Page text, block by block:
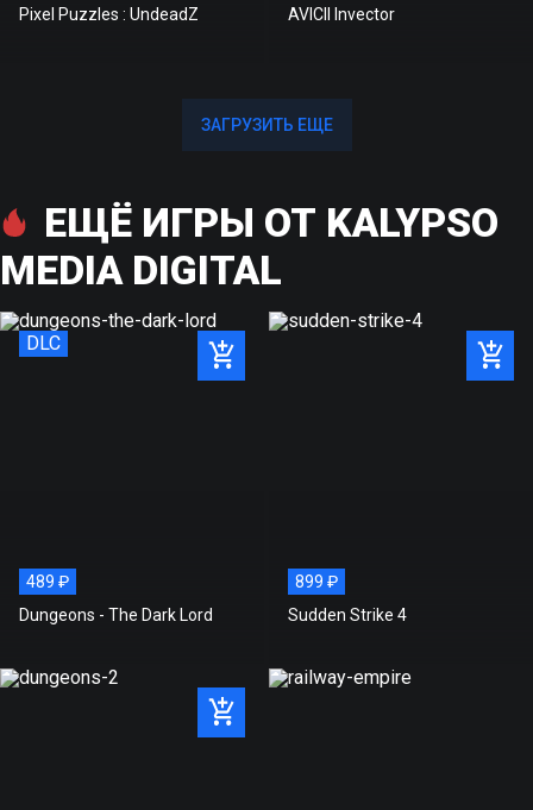
Pixel Puzzles : UndeadZ
AVICII Invector
ЗАГРУЗИТЬ ЕЩЕ
ЗАГРУЗИТЬ ЕЩЕ
ЕЩЁ ИГРЫ ОТ KALYPSO
MEDIA DIGITAL
DLC
489 ₽
Dungeons - The Dark Lord
899 ₽
Sudden Strike 4